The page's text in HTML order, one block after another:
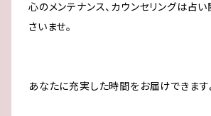
心のメンテナンス、カウンセリングは占
さいませ。
あなたに充実した時間をお届けできます